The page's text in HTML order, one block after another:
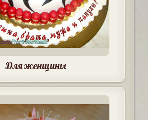
Для женщины